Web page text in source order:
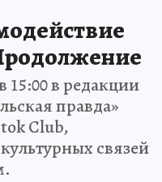
15:00 в редакции
правда»
Club,
связей